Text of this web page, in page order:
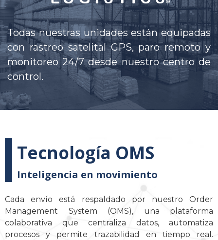
Todas nuestras unidades están equipadas
con rastreo satelital GPS, paro remoto y
monitoreo 24/7 desde nuestro centro de
control.
Tecnología OMS
Inteligencia en movimiento
Cada envío está respaldado por nuestro Order
Management System (OMS), una plataforma
colaborativa que centraliza datos, automatiza
procesos y permite trazabilidad en tiempo real.